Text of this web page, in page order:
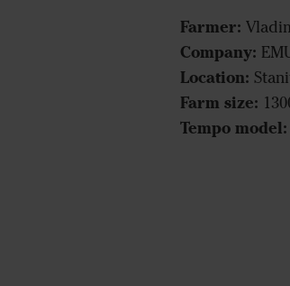
Farmer:
Company:
Location:
Farm size:
Tempo model: